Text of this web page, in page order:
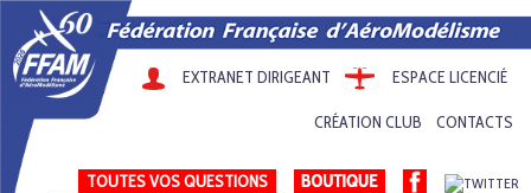
EXTRANET DIRIGEANT ESPACE LICENCIÉ
CRÉATION CLUB CONTACTS
TOUTES VOS QUESTIONS